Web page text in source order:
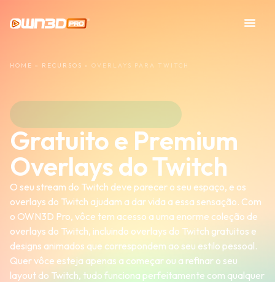
HOME » RECURSOS » OVERLAYS PARA TWITCH
Gratuito e Premium
Overlays do Twitch
O seu stream do Twitch deve parecer o seu espaço, e os
overlays do Twitch ajudam a dar vida a essa sensação. Com
o OWN3D Pro, vôce tem acesso a uma enorme coleção de
overlays do Twitch, incluindo overlays do Twitch gratuitos e
designs animados que correspondem ao seu estilo pessoal.
Quer vôce esteja apenas a começar ou a refinar o seu
layout do Twitch, tudo funciona perfeitamente com qualquer